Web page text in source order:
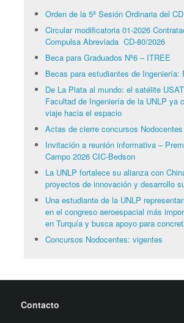
Orden de la 5ª Sesión Ordinaria del
Circular modificatoria 01-2026
Compulsa Abreviada CD-80/2026
Beca para Graduados Nº6 – ITREE
Becas para estudiantes de Ingeniería:
De La Plata al mundo: el satélite
Facultad de Ingeniería de la UNLP ya
viaje hacia el espacio
Actas de cierre concursos Nodocentes
Invitación a reunión informativa –
Campo 2026 CIC-Bedson
La UNLP fortalece su alianza con
proyectos de innovación y desarrollo
Una estudiante de la UNLP
en el congreso aeroespacial más
en Turquía y busca apoyo para
Concursos Nodocentes: vigentes
Contacto